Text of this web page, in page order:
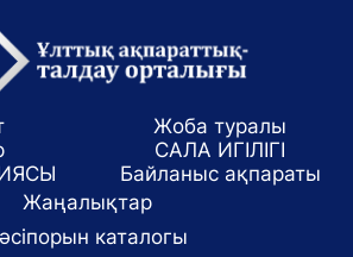
Жоба туралы
САЛА ИГІЛІГІ
Байланыс ақпараты
Жаңалықтар
каталогы